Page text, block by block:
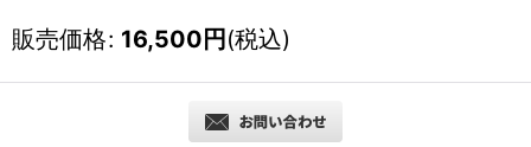
販売価格: 16,500 円 (税込)